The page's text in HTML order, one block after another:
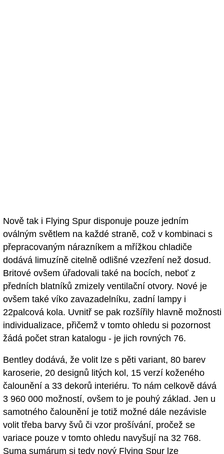
Nově tak i Flying Spur disponuje pouze jedním
oválným světlem na každé straně, což v kombinaci s
přepracovaným nárazníkem a mřížkou chladiče
dodává limuzíně citelně odlišné vzezření než dosud.
Britové ovšem úřadovali také na bocích, neboť z
předních blatníků zmizely ventilační otvory. Nové je
ovšem také víko zavazadelníku, zadní lampy i
22palcová kola. Uvnitř se pak rozšířily hlavně možnosti
individualizace, přičemž v tomto ohledu si pozornost
žádá počet stran katalogu - je jich rovných 76.
Bentley dodává, že volit lze s pěti variant, 80 barev
karoserie, 20 designů litých kol, 15 verzí koženého
čalounění a 33 dekorů interiéru. To nám celkově dává
3 960 000 možností, ovšem to je pouhý základ. Jen u
samotného čalounění je totiž možné dále nezávisle
volit třeba barvy švů či vzor prošívání, pročež se
variace pouze v tomto ohledu navyšují na 32 768.
Suma sumárum si tedy nový Flying Spur lze